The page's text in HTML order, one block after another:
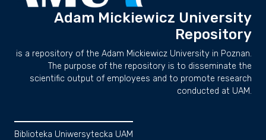
Adam Mickiewicz University
Repository
is a repository of the Adam Mickiewicz University in Poznan.
The purpose of the repository is to disseminate the
scientific output of employees and to promote research
conducted at UAM.
Biblioteka Uniwersytecka UAM